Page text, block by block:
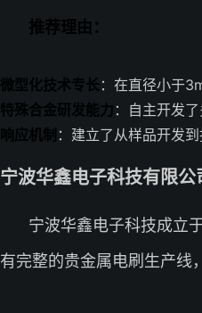
推荐理由：
微型化技术专长 ：在直径小于
特殊合金研发能力 ：自主开发
响应机制 ：建立了从样品开发
宁波华鑫电子科技有限公
宁波华鑫电子科技成立
有完整的贵金属电刷生产线